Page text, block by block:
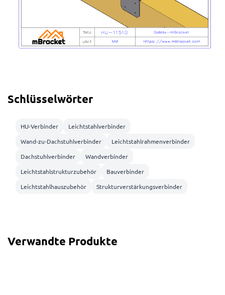
Schlüsselwörter
HU-Verbinder
Leichtstahlverbinder
Wand-zu-Dachstuhlverbinder
Leichtstahlrahmenverbinder
Dachstuhlverbinder
Wandverbinder
Leichtstahlstrukturzubehör
Bauverbinder
Leichtstahlhauszubehör
Strukturverstärkungsverbinder
Verwandte Produkte